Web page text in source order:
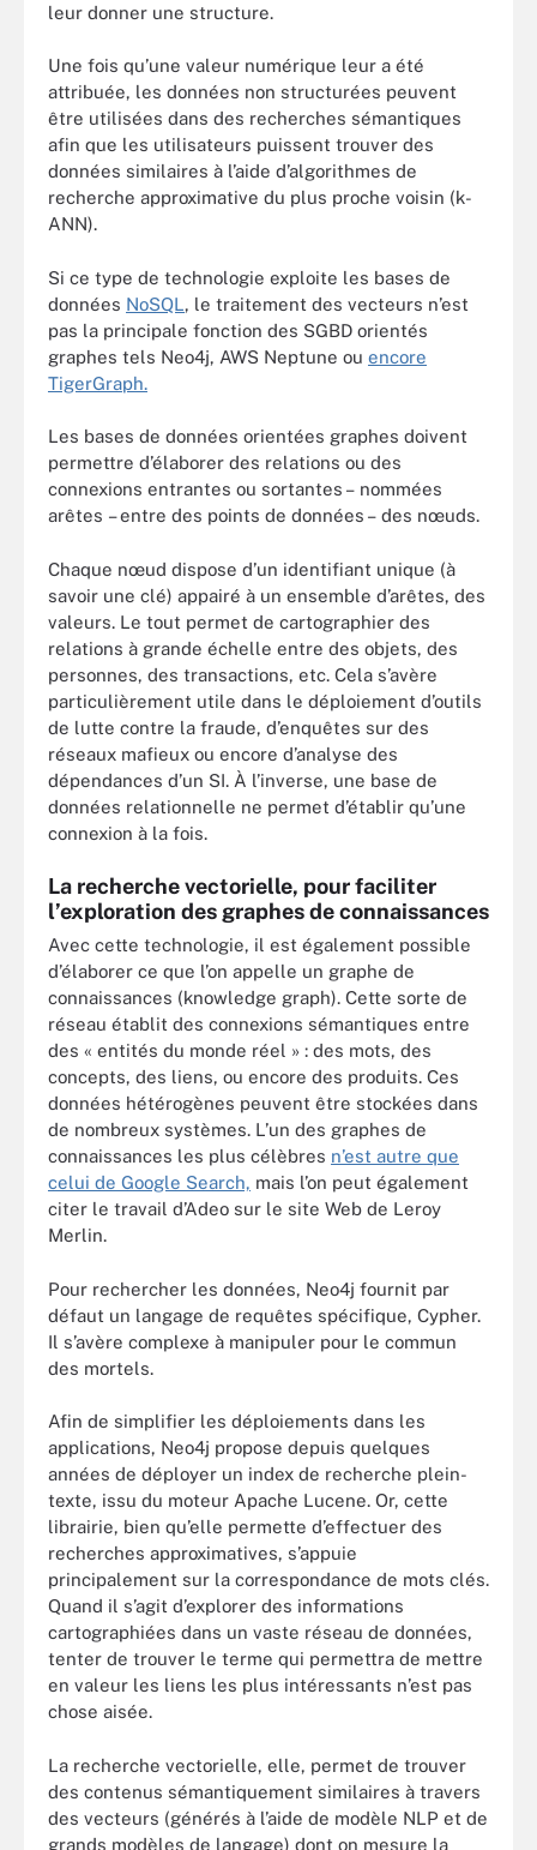
leur donner une structure.
Une fois qu’une valeur numérique leur a été
attribuée, les données non structurées peuvent
être utilisées dans des recherches sémantiques
afin que les utilisateurs puissent trouver des
données similaires à l’aide d’algorithmes de
recherche approximative du plus proche voisin (k-
ANN).
Si ce type de technologie exploite les bases de
données NoSQL, le traitement des vecteurs n’est
pas la principale fonction des SGBD orientés
graphes tels Neo4j, AWS Neptune ou encore
TigerGraph.
Les bases de données orientées graphes doivent
permettre d’élaborer des relations ou des
connexions entrantes ou sortantes – nommées
arêtes – entre des points de données – des nœuds.
Chaque nœud dispose d’un identifiant unique (à
savoir une clé) appairé à un ensemble d’arêtes, des
valeurs. Le tout permet de cartographier des
relations à grande échelle entre des objets, des
personnes, des transactions, etc. Cela s’avère
particulièrement utile dans le déploiement d’outils
de lutte contre la fraude, d’enquêtes sur des
réseaux mafieux ou encore d’analyse des
dépendances d’un SI. À l’inverse, une base de
données relationnelle ne permet d’établir qu’une
connexion à la fois.
La recherche vectorielle, pour faciliter
l’exploration des graphes de connaissances
Avec cette technologie, il est également possible
d’élaborer ce que l’on appelle un graphe de
connaissances (knowledge graph). Cette sorte de
réseau établit des connexions sémantiques entre
des « entités du monde réel » : des mots, des
concepts, des liens, ou encore des produits. Ces
données hétérogènes peuvent être stockées dans
de nombreux systèmes. L’un des graphes de
connaissances les plus célèbres n’est autre que
celui de Google Search, mais l’on peut également
citer le travail d’Adeo sur le site Web de Leroy
Merlin.
Pour rechercher les données, Neo4j fournit par
défaut un langage de requêtes spécifique, Cypher.
Il s’avère complexe à manipuler pour le commun
des mortels.
Afin de simplifier les déploiements dans les
applications, Neo4j propose depuis quelques
années de déployer un index de recherche plein-
texte, issu du moteur Apache Lucene. Or, cette
librairie, bien qu’elle permette d’effectuer des
recherches approximatives, s’appuie
principalement sur la correspondance de mots clés.
Quand il s’agit d’explorer des informations
cartographiées dans un vaste réseau de données,
tenter de trouver le terme qui permettra de mettre
en valeur les liens les plus intéressants n’est pas
chose aisée.
La recherche vectorielle, elle, permet de trouver
des contenus sémantiquement similaires à travers
des vecteurs (générés à l’aide de modèle NLP et de
grands modèles de langage) dont on mesure la